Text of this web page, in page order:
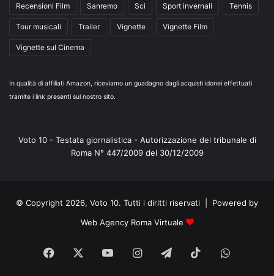
Recensioni Film Sanremo Sci Sport invernali Tennis
Tour musicali Trailer Vignette Vignette Film
Vignette sul Cinema
In qualità di affiliati Amazon, riceviamo un guadagno dagli acquisti idonei effettuati
tramite i link presenti sul nostro sito.
Voto 10 - Testata giornalistica - Autorizzazione del tribunale di
Roma N° 447/2009 del 30/12/2009
© Copyright 2026, Voto 10. Tutti i diritti riservati | Powered by
Web Agency Roma Virtuale
Facebook You Instagram
TelegramTikTok